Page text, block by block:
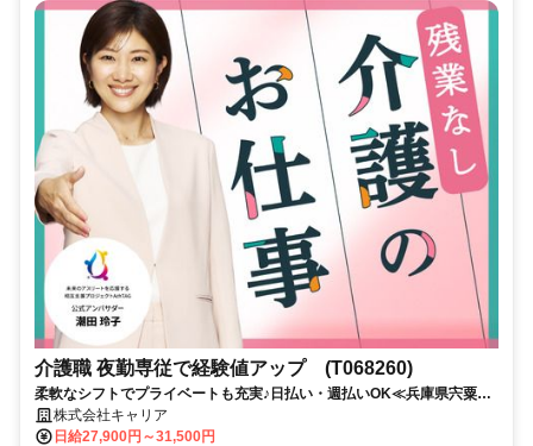
介護職 夜勤専従で経験値アップ (T068260)
柔軟なシフトでプライベートも充実♪日払い・週払いOK≪兵庫県宍粟市
周辺≫
株式会社キャリア
日給27,900円～31,500円